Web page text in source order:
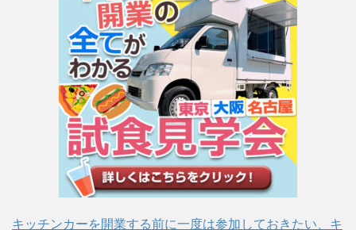
キッチンカーを開業する前に一度は参加しておきたい、キ